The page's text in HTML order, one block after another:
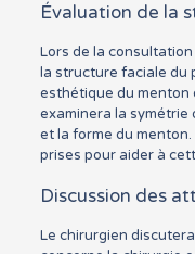
Évaluation de la
Lors de la
la structure faciale du
esthétique du menton
examinera la symétrie
et la forme du
prises pour aider à
Discussion des
Le chirurgien